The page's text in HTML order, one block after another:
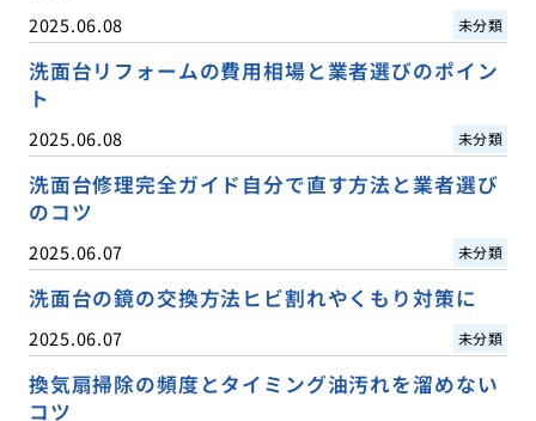
2025.06.08 未分類
洗面台リフォームの費用相場と業者選びのポイン
ト
2025.06.08 未分類
洗面台修理完全ガイド自分で直す方法と業者選び
のコツ
2025.06.07 未分類
洗面台の鏡の交換方法ヒビ割れやくもり対策に
2025.06.07 未分類
換気扇掃除の頻度とタイミング油汚れを溜めない
コツ